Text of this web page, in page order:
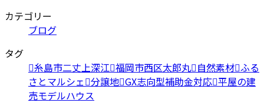
カテゴリー
ブログ
タグ
糸島市二丈上深江 福岡市西区太郎丸 自然素材 ふる
さとマルシェ 分譲地 GX志向型補助金対応 平屋の建
売モデルハウス